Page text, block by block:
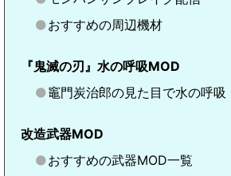
おすすめの周辺機材
『鬼滅の刃』水の呼吸MOD
竈門炭治郎の見た目で水の呼吸
改造武器MOD
おすすめの武器MOD一覧